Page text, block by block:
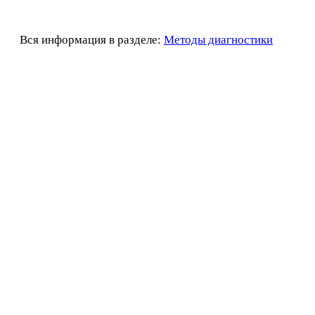
Вся информация в разделе: Методы диагностики